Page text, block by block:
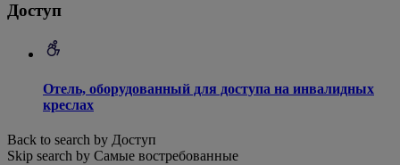
Доступ
Отель, оборудованный для доступа на инвалидных
креслах
Back to search by Доступ
Skip search by Самые востребованные